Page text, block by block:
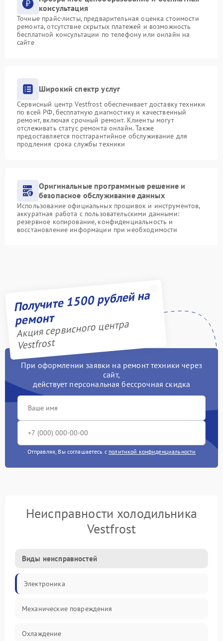
консультация
Точные прайс-листы, предварительная оценка стоимости
ремонта, отсутствие скрытых платежей и возможность
бесплатной консультации по телефону или онлайн на
сайте
Широкий спектр услуг
Сервисный центр Vestfrost обеспечивает доставку техники
по всей РФ, бесплатную диагностику и качественный
ремонт, включая срочный ремонт. Клиенты могут
отслеживать статус ремонта онлайн. Также
предоставляется постгарантийное обслуживание для
продления срока службы техники
Оригинальные программные решение и
безопасное обслуживание данных
Использование официальных прошивок и инструментов,
аккуратная работа с пользовательскими данными:
резервное копирование, конфиденциальность и
восстановление информации при необходимости
Получите 1500 рублей на
ремонт
Акция сервисного центра
Vestfrost
При оформлении заявки на ремонт техники через
сайт,
действует персональная бессрочная скидка
Отправляя, Вы соглашаетесь с политикой конфиденциальности
Неисправности холодильника
Vestfrost
Виды неисправностей
Электроника
Механические повреждения
Охлаждение